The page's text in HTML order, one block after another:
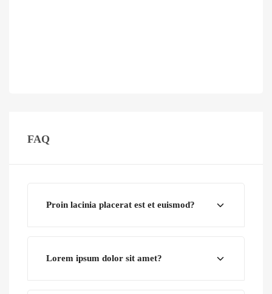
FAQ
Proin lacinia placerat est et euismod?
Lorem ipsum dolor sit amet?